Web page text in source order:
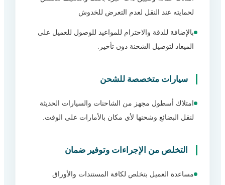
لحمايته عند النقل لعدم التعرض للخدوش
بالإضافة للدقة والاحترام للمواعيد للوصول للعميل على
الميعاد لتوصيل الشحنة دون تأخير.
سيارات متخصصة للشحن
امتلاك أسطول مجهز من الشاحنات والسيارات الحديثة
لنقل البضائع وشحنها لأي مكان بالأمارات على الوقت.
التخلص من الإجراءات وتوفير ضمان
مساعدة العميل بتخلص لكافة المستندات والأوراق